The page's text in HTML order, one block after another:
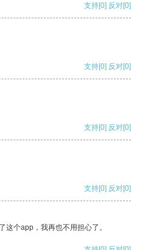
支持[0] 反对[0]
支持[0] 反对[0]
支持[0] 反对[0]
支持[0] 反对[0]
个app，我再也不用担心了。